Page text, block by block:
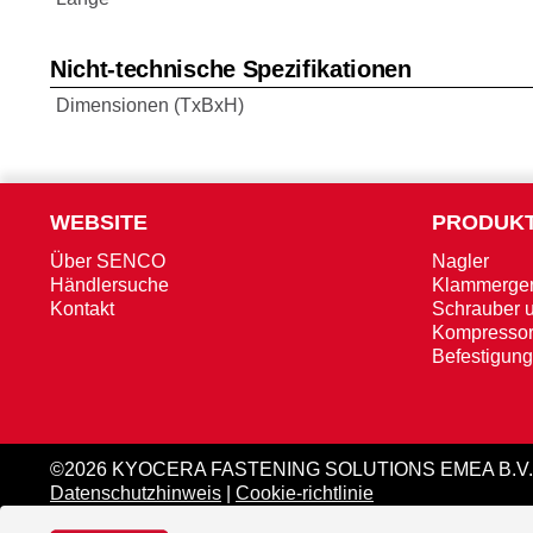
Nicht-technische Spezifikationen
Dimensionen (TxBxH)
WEBSITE
Über SENCO
Händlersuche
Kontakt
Nagler
Schrauber
©2026 KYOCERA FASTENING SOLUTIONS EMEA B.V.
Datenschutzhinweis
Cookie-richtlinie